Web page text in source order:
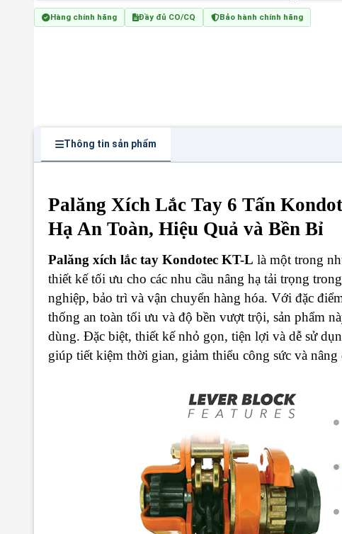
Hàng chính hãng Đầy đủ CO/CQ Bảo hành chính hãng
Thông tin sản phẩm
Palăng Xích Lắc Tay 6 Tấn
Hạ An Toàn, Hiệu Quả và Bền Bỉ
Palăng xích lắc tay Kondotec KT-L là một trong
thiết kế tối ưu cho các nhu cầu nâng hạ tải trọng
nghiệp, bảo trì và vận chuyển hàng hóa. Với đặc
thống an toàn tối ưu và độ bền vượt trội, sản phẩm
dùng. Đặc biệt, thiết kế nhỏ gọn, tiện lợi và dễ sử
giúp tiết kiệm thời gian, giảm thiểu công sức và nâng